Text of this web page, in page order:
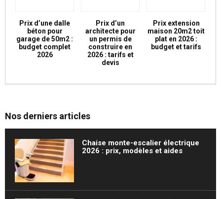
Prix d’une dalle
béton pour
garage de 50m2 :
budget complet
2026
Prix d’un
architecte pour
un permis de
construire en
2026 : tarifs et
devis
Prix extension
maison 20m2 toit
plat en 2026 :
budget et tarifs
Nos derniers articles
Chaise monte-escalier électrique
2026 : prix, modèles et aides